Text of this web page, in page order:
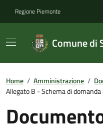
Regione Piemonte
Comune di
Home / Amministrazione /
Allegato B - Schema di